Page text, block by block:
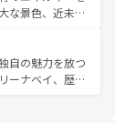
られない旅にな
きる。タイ料理
異なる楽しみ
仏教を中心とし
旅人を魅了し続
な景色、近未来
ットが密集し
力。息をのむよ
分に楽しみ尽く
自の魅力を放つ
ーナベイ、歴史